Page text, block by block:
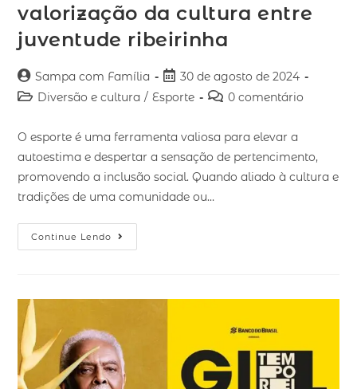
valorização da cultura entre
juventude ribeirinha
Sampa com Família
30 de agosto de 2024
Diversão e cultura / Esporte 0 comentário
O esporte é uma ferramenta valiosa para elevar a
autoestima e despertar a sensação de pertencimento,
promovendo a inclusão social. Quando aliado à cultura e
tradições de uma comunidade ou…
Continue Lendo